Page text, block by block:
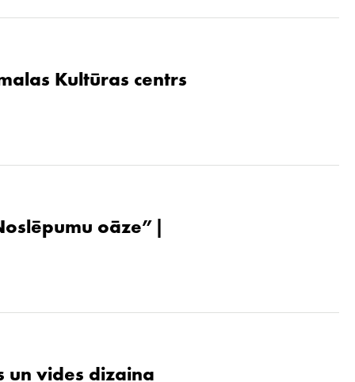
Kultūras centrs
oāze”|
un vides dizaina